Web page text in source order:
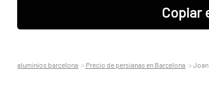
Copiar
aluminios barcelona Precio de persianas en Barcelona